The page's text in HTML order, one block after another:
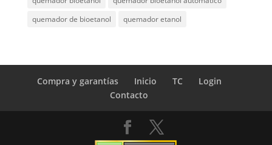
quemador de bioetanol
quemador etanol
Compra y garantías Inicio TC
Login
Contacto